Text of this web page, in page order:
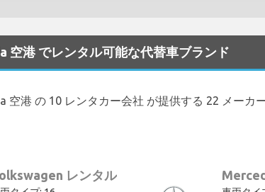
空港 でレンタル可能な代替車ブランド
空港 の 10 レンタカー会社 が提供する 22 メーカ
レンタル